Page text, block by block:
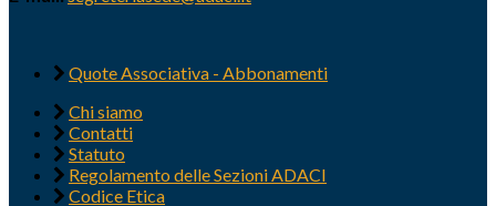
Quote Associativa - Abbonamenti
Chi siamo
Contatti
Statuto
Regolamento delle Sezioni ADACI
Codice Etica